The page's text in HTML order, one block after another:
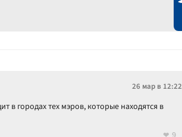
26 мар в 12:22
в городах тех мэров, которые находятся в